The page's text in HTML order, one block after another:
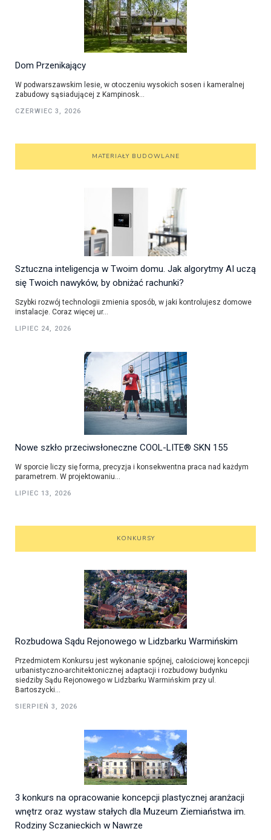
Dom Przenikający
W podwarszawskim lesie, w otoczeniu wysokich sosen i kameralnej
zabudowy sąsiadującej z Kampinosk...
CZERWIEC 3, 2026
MATERIAŁY BUDOWLANE
Sztuczna inteligencja w Twoim domu. Jak algorytmy AI uczą
się Twoich nawyków, by obniżać rachunki?
Szybki rozwój technologii zmienia sposób, w jaki kontrolujesz domowe
instalacje. Coraz więcej ur...
LIPIEC 24, 2026
Nowe szkło przeciwsłoneczne COOL-LITE® SKN 155
W sporcie liczy się forma, precyzja i konsekwentna praca nad każdym
parametrem. W projektowaniu...
LIPIEC 13, 2026
KONKURSY
Rozbudowa Sądu Rejonowego w Lidzbarku Warmińskim
Przedmiotem Konkursu jest wykonanie spójnej, całościowej koncepcji
urbanistyczno-architektonicznej adaptacji i rozbudowy budynku
siedziby Sądu Rejonowego w Lidzbarku Warmińskim przy ul.
Bartoszycki...
SIERPIEŃ 3, 2026
3 konkurs na opracowanie koncepcji plastycznej aranżacji
wnętrz oraz wystaw stałych dla Muzeum Ziemiaństwa im.
Rodziny Sczanieckich w Nawrze